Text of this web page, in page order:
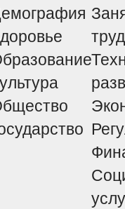
труд